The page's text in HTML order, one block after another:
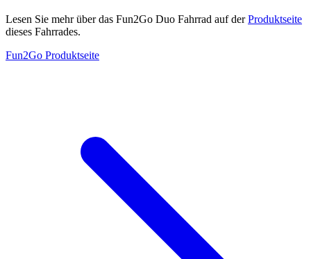
Lesen Sie mehr über das Fun2Go Duo Fahrrad auf derProduktseite
dieses Fahrrades.
Fun2Go Produktseite